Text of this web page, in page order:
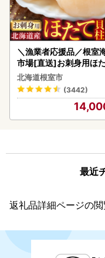
＼漁業者応援品／根室
市場[直送]お刺身用ほ
貝柱500g A-28002
北海道根室市
(3442)
最近
返礼品詳細ページの